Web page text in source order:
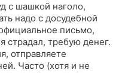
с шашкой наголо,
надо с досудебной
письмо,
страдал, требую денег.
отправляете
Часто (хотя и не